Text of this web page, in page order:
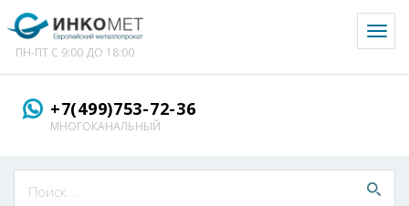
ПН-ПТ С 9:00 ДО 18:00
+7(499)753-72-36
МНОГОКАНАЛЬНЫЙ